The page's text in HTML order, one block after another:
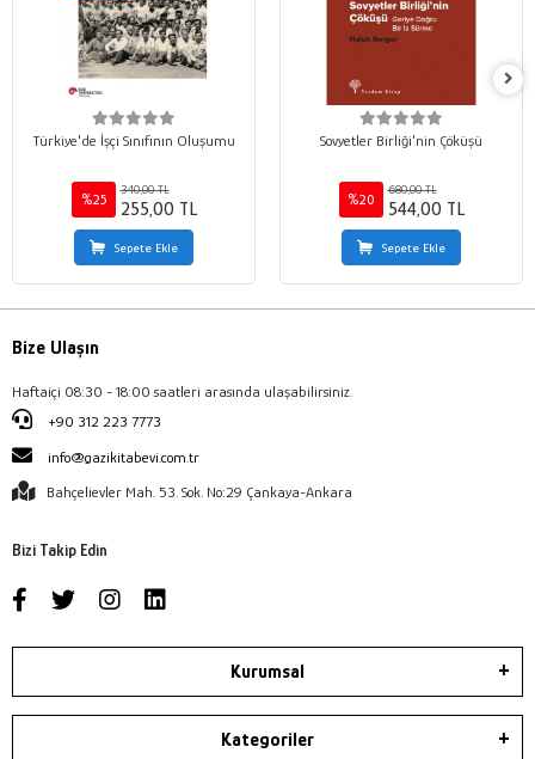
Türkiye'de İşçi Sınıfının Oluşumu
%25
340,00 TL
255,00 TL
Sepete Ekle
Sovyetler Birliği'nin Çöküşü
%20
680,00 TL
544,00 TL
Sepete Ekle
Bize Ulaşın
Haftaiçi 08:30 - 18:00 saatleri arasında ulaşabilirsiniz.
+90 312 223 7773
info@gazikitabevi.com.tr
Bahçelievler Mah. 53. Sok. No:29 Çankaya-Ankara
Bizi Takip Edin
Kurumsal
Kategoriler